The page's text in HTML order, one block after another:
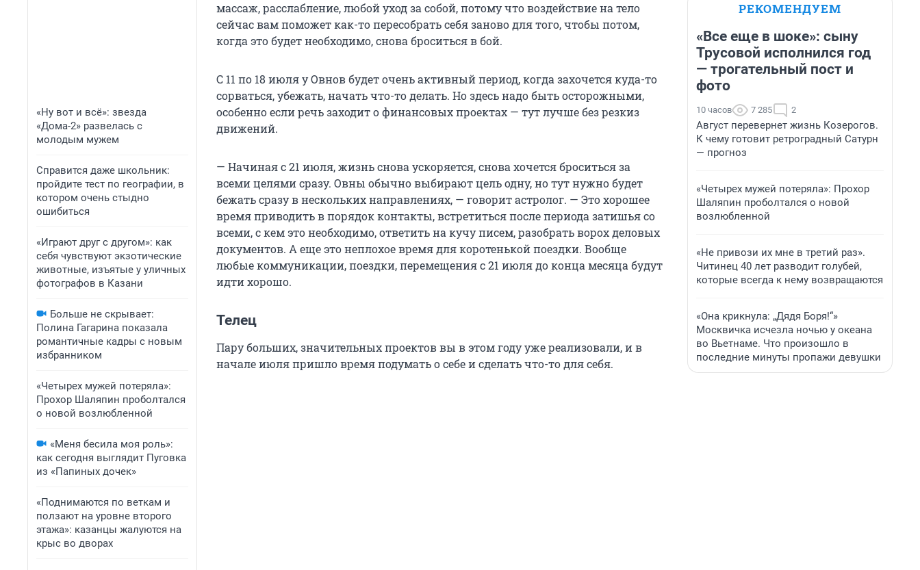
«Ну вот и всё»: звезда
«Дома-2» развелась с
молодым мужем
Справится даже школьник:
пройдите тест по географии, в
котором очень стыдно
ошибиться
«Играют друг с другом»: как
себя чувствуют экзотические
животные, изъятые у уличных
фотографов в Казани
Больше не скрывает:
Полина Гагарина показала
романтичные кадры с новым
избранником
«Четырех мужей потеряла»:
Прохор Шаляпин проболтался
о новой возлюбленной
«Меня бесила моя роль»:
как сегодня выглядит Пуговка
из «Папиных дочек»
«Поднимаются по веткам и
ползают на уровне второго
этажа»: казанцы жалуются на
крыс во дворах
массаж, расслабление, любой уход за собой, потому что воздействие на тело
сейчас вам поможет как-то пересобрать себя заново для того, чтобы потом,
когда это будет необходимо, снова броситься в бой.
С 11 по 18 июля у Овнов будет очень активный период, когда захочется куда-то
сорваться, убежать, начать что-то делать. Но здесь надо быть осторожными,
особенно если речь заходит о финансовых проектах — тут лучше без резкиз
движений.
— Начиная с 21 июля, жизнь снова ускоряется, снова хочется броситься за
всеми целями сразу. Овны обычно выбирают цель одну, но тут нужно будет
бежать сразу в нескольких направлениях, — говорит астролог. — Это хорошее
время приводить в порядок контакты, встретиться после периода затишья со
всеми, с кем это необходимо, ответить на кучу писем, разобрать ворох деловых
документов. А еще это неплохое время для коротенькой поездки. Вообще
любые коммуникации, поездки, перемещения с 21 июля до конца месяца будут
идти хорошо.
Телец
Пару больших, значительных проектов вы в этом году уже реализовали, и в
начале июля пришло время подумать о себе и сделать что-то для себя.
РЕКОМЕНДУЕМ
«Все еще в шоке»: сыну
Трусовой исполнился год
— трогательный пост и
фото
10 часов 7 285 2
Август перевернет жизнь Козерогов.
К чему готовит ретроградный Сатурн
— прогноз
«Четырех мужей потеряла»: Прохор
Шаляпин проболтался о новой
возлюбленной
«Не привози их мне в третий раз».
Читинец 40 лет разводит голубей,
которые всегда к нему возвращаются
«Она крикнула: „Дядя Боря!“»
Москвичка исчезла ночью у океана
во Вьетнаме. Что произошло в
последние минуты пропажи девушки